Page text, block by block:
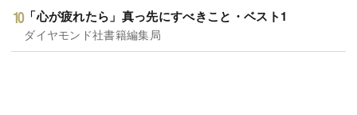
「心が疲れたら」真っ先にすべきこと・ベスト1
ダイヤモンド社書籍編集局